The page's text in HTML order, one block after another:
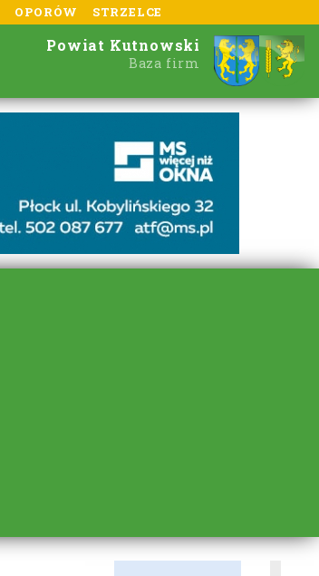
OPORÓW STRZELCE
Powiat Kutnowski
Baza firm